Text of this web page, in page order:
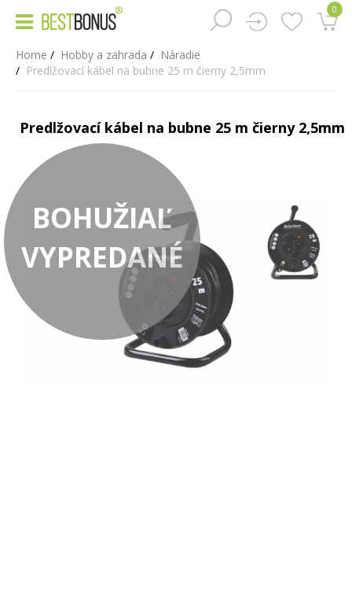
0
Home Hobby a zahrada
Náradie
Predlžovací kábel na bubne 25 m čierny 2,5mm
Predlžovací kábel na bubne 25 m čierny 2,5mm
BOHUŽIAĽ
VYPREDANÉ